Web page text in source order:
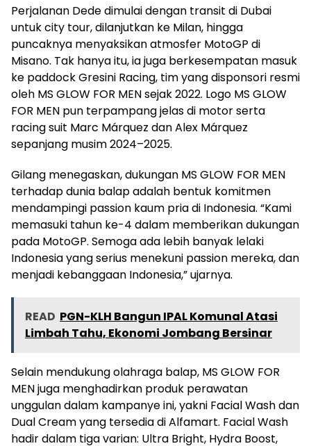
Perjalanan Dede dimulai dengan transit di Dubai
untuk city tour, dilanjutkan ke Milan, hingga
puncaknya menyaksikan atmosfer MotoGP di
Misano. Tak hanya itu, ia juga berkesempatan masuk
ke paddock Gresini Racing, tim yang disponsori resmi
oleh MS GLOW FOR MEN sejak 2022. Logo MS GLOW
FOR MEN pun terpampang jelas di motor serta
racing suit Marc Márquez dan Alex Márquez
sepanjang musim 2024–2025.
Gilang menegaskan, dukungan MS GLOW FOR MEN
terhadap dunia balap adalah bentuk komitmen
mendampingi passion kaum pria di Indonesia. “Kami
memasuki tahun ke-4 dalam memberikan dukungan
pada MotoGP. Semoga ada lebih banyak lelaki
Indonesia yang serius menekuni passion mereka, dan
menjadi kebanggaan Indonesia,” ujarnya.
READ PGN-KLH Bangun IPAL Komunal Atasi
Limbah Tahu, Ekonomi Jombang Bersinar
Selain mendukung olahraga balap, MS GLOW FOR
MEN juga menghadirkan produk perawatan
unggulan dalam kampanye ini, yakni Facial Wash dan
Dual Cream yang tersedia di Alfamart. Facial Wash
hadir dalam tiga varian: Ultra Bright, Hydra Boost,